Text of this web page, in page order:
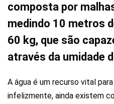
composta por
medindo 10 metros
60 kg, que são
através da umidade
A água é um recurso vital
infelizmente, ainda existem